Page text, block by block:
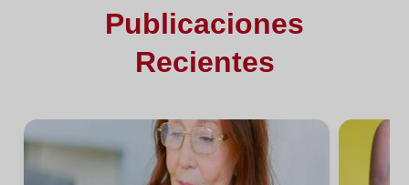
Publicaciones
Recientes